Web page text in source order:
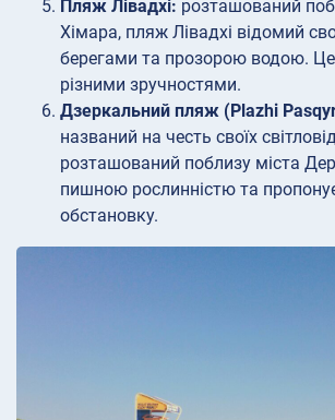
Пляж Лівадхі: розташований
Хімара, пляж Лівадхі відомий
берегами та прозорою водою. Це
різними зручностями.
Дзеркальний пляж (Plazhi
названий на честь своїх
розташований поблизу міста
пишною рослинністю та
обстановку.